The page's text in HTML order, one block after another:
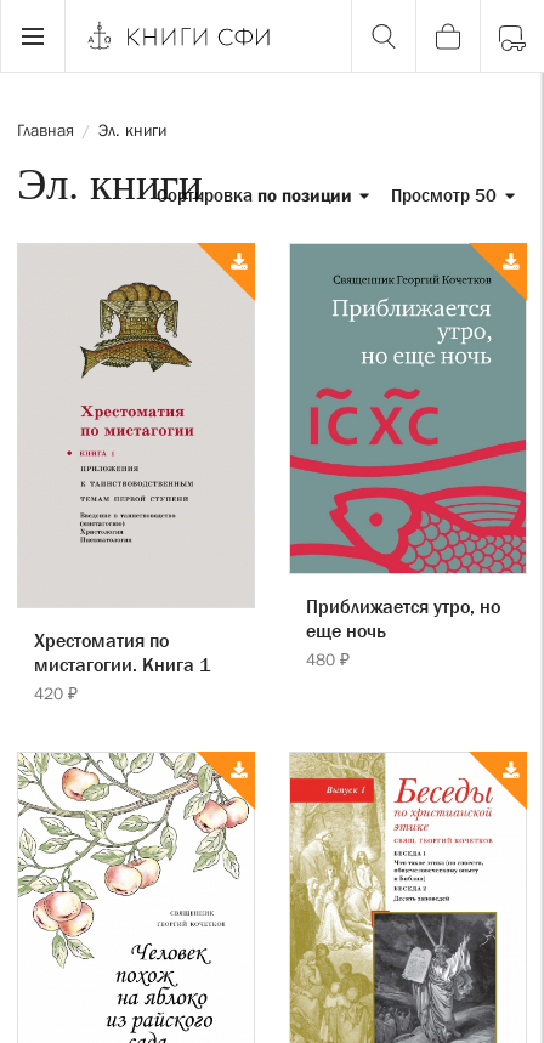
Главная / Эл. книги
Эл. книги Просмотр 50
Сортировка по позиции
Хрестоматия по
мистагогии. Книга 1
420 ₽
Приближается утро, но
еще ночь
480 ₽